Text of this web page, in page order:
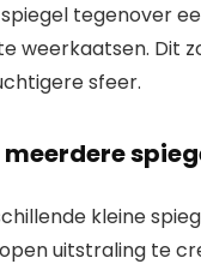
tegenover
weerkaatsen. Dit
sfeer.
kleine
uitstraling te